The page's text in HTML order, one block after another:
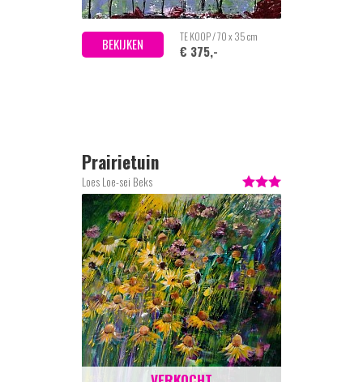
BEKIJKEN TE KOOP / 70 x 35 cm
€ 375,-
Prairietuin
Loes Loe-sei Beks